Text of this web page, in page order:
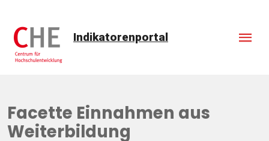
Indikatorenportal
Facette Einnahmen aus
Weiterbildung